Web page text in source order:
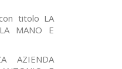
titolo LA
MANO E
AZIENDA